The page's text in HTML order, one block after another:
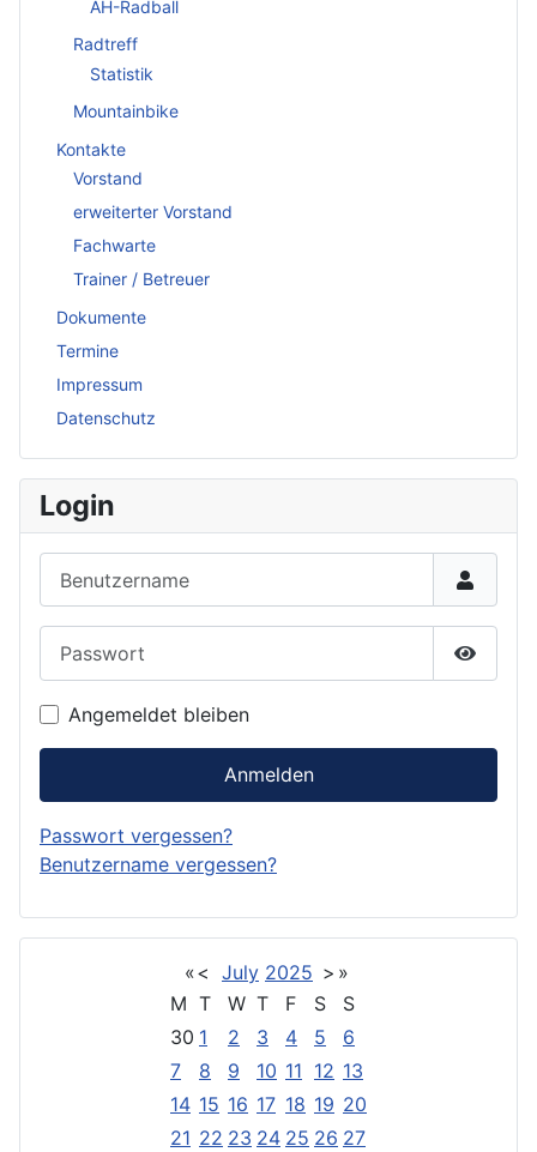
AH-Radball
Radtreff
Statistik
Mountainbike
Kontakte
Vorstand
erweiterter Vorstand
Fachwarte
Trainer / Betreuer
Dokumente
Termine
Impressum
Datenschutz
Login
Angemeldet bleiben
Anmelden
Passwort vergessen?
Benutzername vergessen?
«< July 2025 > »
M T W T F S
S
30 1 2 3 4 5
6
7
8 9 10 11 12 13
14 15 16 17 18 19 20
21 22 23 24 25 26 27